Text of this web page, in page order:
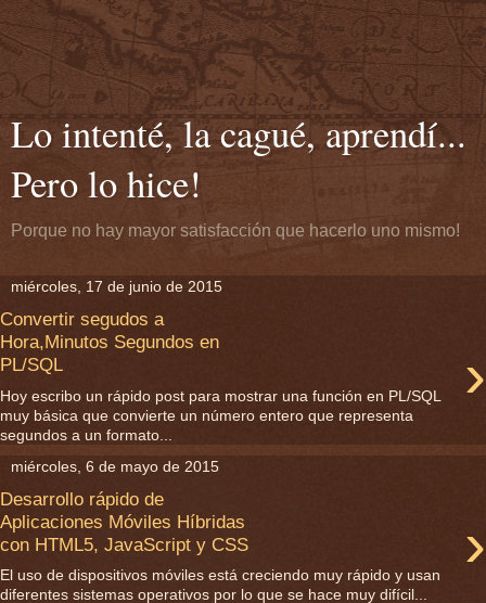
Lo intenté, la cagué, aprendí...
Pero lo hice!
Porque no hay mayor satisfacción que hacerlo uno mismo!
miércoles, 17 de junio de 2015
Convertir segudos a
Hora,Minutos Segundos en
PL/SQL
›
Hoy escribo un rápido post para mostrar una función en PL/SQL
muy básica que convierte un número entero que representa
segundos a un formato...
miércoles, 6 de mayo de 2015
Desarrollo rápido de
Aplicaciones Móviles Híbridas
con HTML5, JavaScript y CSS
›
El uso de dispositivos móviles está creciendo muy rápido y usan
diferentes sistemas operativos por lo que se hace muy difícil...